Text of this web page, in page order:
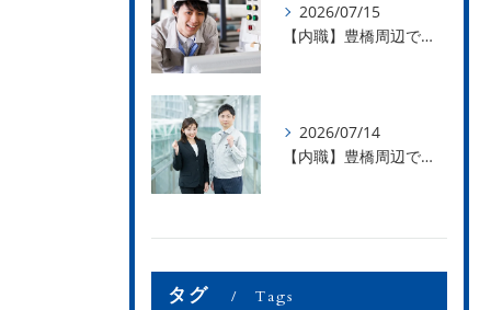
2026/07/15
【内職】豊橋周辺で内職のお仕事を探している方募集中！【急な学級閉鎖も安心】
2026/07/14
【内職】豊橋周辺で内職のお仕事を探している方募集中！【内職さまのお声②】
タグ Tags